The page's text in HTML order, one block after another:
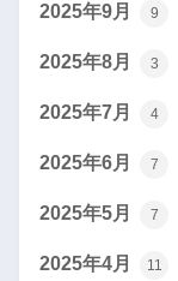
2025年9月 9
2025年8月 3
2025年7月 4
2025年6月 7
2025年5月 7
2025年4月 11